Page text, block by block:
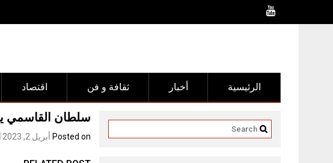
اقتصاد ثقافة و فن أخبار الرئيسية
سلطان القاسمي
Posted on أبريل 2, 2023 by